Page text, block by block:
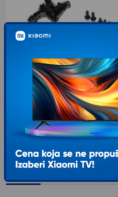
CAPRIOLO Disk kočnica za el.
eh100 290168
Set disk kočnice namenjena za Capriolo
trotinet EH100. U set spada kočioni disk sa
elementima koji omogućavaju montiranje.